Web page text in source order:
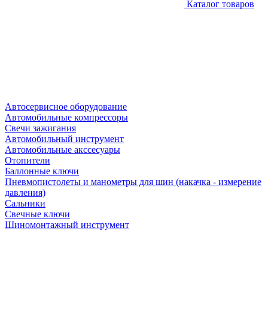
Каталог товаров
Автосервисное оборудование
Автомобильные компрессоры
Свечи зажигания
Автомобильный инструмент
Автомобильные акссесуары
Отопители
Баллонные ключи
Пневмопистолеты и манометры для шин (накачка - измерение
давления)
Сальники
Свечные ключи
Шиномонтажный инструмент